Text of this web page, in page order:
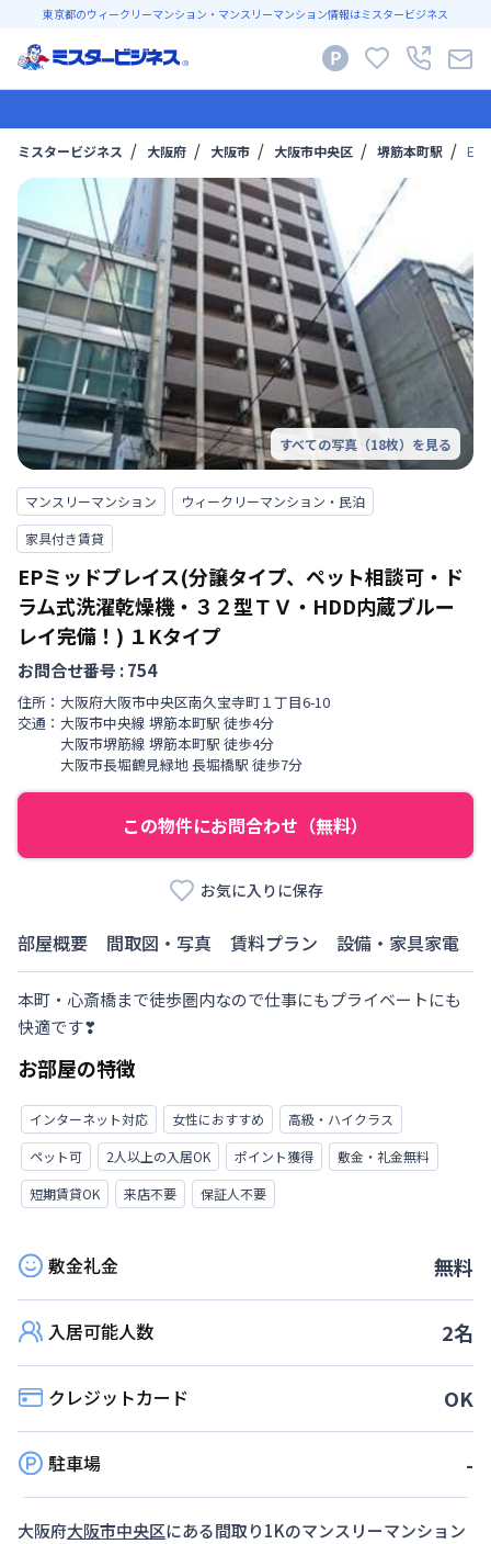
東京都のウィークリーマンション・マンスリーマンション情報はミスタービジネス
ミスタービジネス 大阪府 大阪市 大阪市中央区 堺筋本町駅 EP
すべての写真（18枚）を見る
マンスリーマンション
ウィークリーマンション・民泊
家具付き賃貸
EPミッドプレイス(分譲タイプ、ペット相談可・ド
ラム式洗濯乾燥機・３２型ＴＶ・HDD内蔵ブルー
レイ完備！) １Kタイプ
お問合せ番号 :754
住所： 大阪府大阪市中央区南久宝寺町 １丁目6-10
交通： 大阪市中央線 堺筋本町駅 徒歩4分
大阪市堺筋線 堺筋本町駅 徒歩4分
大阪市長堀鶴見緑地長堀橋駅 徒歩7分
この物件にお問合わせ（無料）
お気に入りに保存
部屋概要 間取図・写真 賃料プラン 設備・家具家電
本町・心斎橋まで徒歩圏内なので仕事にもプライベートにも
快適です❣
お部屋の特徴
インターネット対応 女性におすすめ
高級・ハイクラス
ペット可
2人以上の入居OK ポイント獲得
敷金・礼金無料
短期賃貸OK
来店不要 保証人不要
敷金礼金 無料
入居可能人数 2名
クレジットカード OK
駐車場 -
大阪府大阪市中央区にある間取り1Kのマンスリーマンション